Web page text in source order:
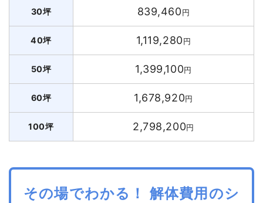
30坪 839,460円
40坪 1,119,280円
50坪 1,399,100円
60坪 1,678,920円
100坪 2,798,200円
その場でわかる！ 解体費用のシ